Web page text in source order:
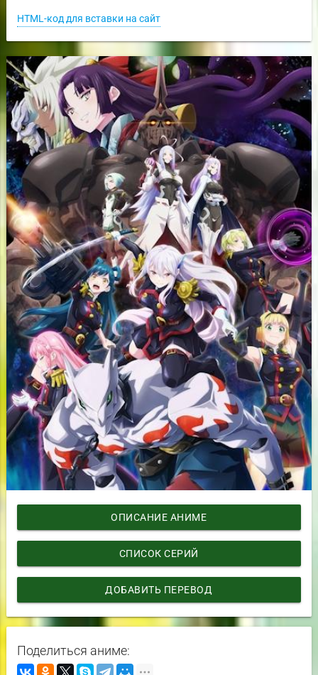
HTML-код для вставки на сайт
ОПИСАНИЕ АНИМЕ
СПИСОК СЕРИЙ
ДОБАВИТЬ ПЕРЕВОД
Поделиться аниме: